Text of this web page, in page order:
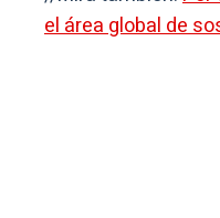
el área global de